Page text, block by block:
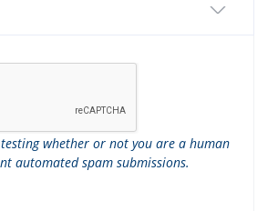
whether or not you are a human
automated spam submissions.